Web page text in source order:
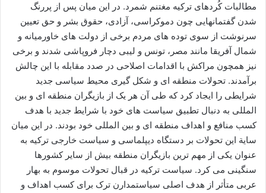
مطالبات کُردهای ترکیه مغتنم شمرد. در این میان پس از پررنگ
شدن گفتمانهایی چون دموکراسی، آزادی، حقوق بشر و حق تعیین
سرنوشت از سوی توده های مردم برخی از دولت های خاورمیانه و
شمال آفریقا مانند مصر، تونس و لیبی دچار فروپاشی شدند و برخی
نیز همچون مراکش با اقدامات اصلاحی در صدد مقابله با این چالش
برآمدند. تحولات منطقه ای و شکل گیری محیط سیاسی جدید
شرایطی را ایجاد کرد که طی آن هر یک از بازیگران منطقه ای و بین
المللی به دنبال تطبیق سیاست های خود با شرایط جدید با هدف
کسب منافع و اهداف منطقه ای و بین المللی خود بودند. در این میان
سایة این تحولات بر دستگاه دیپلماسی و سیاست خارجی ترکیه به
عنوان یکی از مهم ترین بازیگران منطقه بیش از سایر کشورها
سنگینی می کرد. سیاست ترکیه در قبال تحولات موسوم به بهار
عربی متأثر از هدف اصلی سیاستمدارن ترک برای کسب اهداف و